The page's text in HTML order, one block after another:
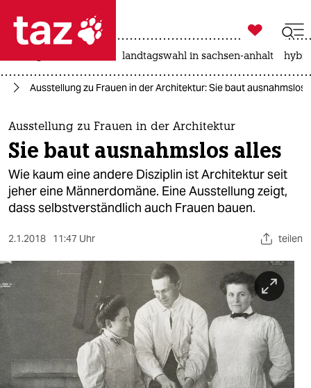
 taz zahl ich
taz zahl ich
themen
politik
öko
sport
berlin
nord
wahrheit

taz zahl ich
landtagswahl in sachsen-anhalt
Ausstellung zu Frauen in der Architektur: Sie baut ausnahmslos
Ausstellung zu Frauen in der Architektur
Sie baut ausnahmslos alles
Wie kaum eine andere Disziplin ist Architektur seit
jeher eine Männerdomäne. Eine Ausstellung zeigt,
dass selbstverständlich auch Frauen bauen.
2.1.2018 11:47 Uhr teilen